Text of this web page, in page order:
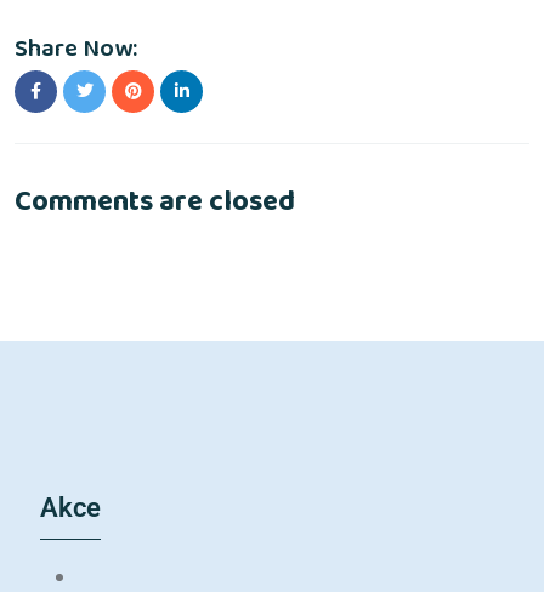
Share Now:
Comments are closed
Akce